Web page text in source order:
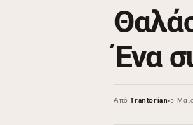
Ένα
ΑπόTrantorian 5